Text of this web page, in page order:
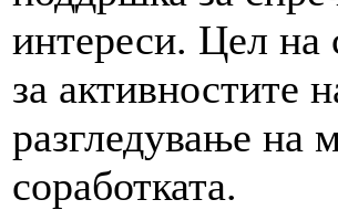
интереси. Цел на
за активностите
разгледување на
соработката.